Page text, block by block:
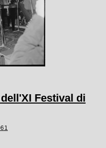
Festival di